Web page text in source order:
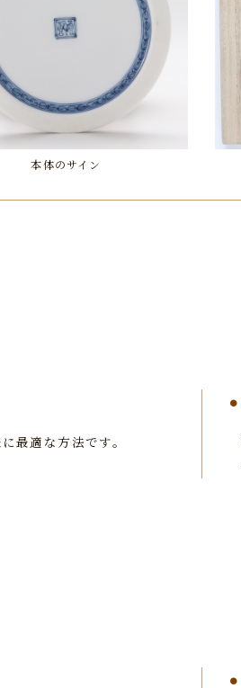
本体のサイン
最適な方法です。